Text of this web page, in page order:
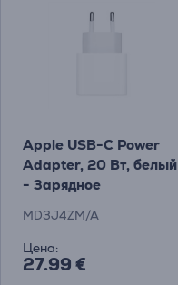
Apple USB-C Power
Adapter, 20 Вт, белый
- Зарядное
MD3J4ZM/A
Цена:
27.99 €